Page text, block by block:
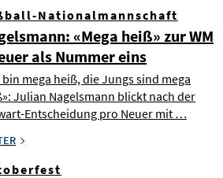
Nationalmannschaft
«Mega heiß» zur WM
als Nummer eins
bin mega heiß, die Jungs sind mega
Julian Nagelsmann blickt nach der
Entscheidung pro Neuer mit …